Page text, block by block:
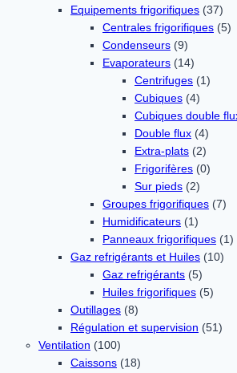
Equipements frigorifiques (37)
Centrales frigorifiques (5)
Condenseurs (9)
Evaporateurs (14)
Centrifuges (1)
Cubiques (4)
Cubiques double
Double flux (4)
Extra-plats (2)
Frigorifères (0)
Sur pieds (2)
Groupes frigorifiques (7)
Humidificateurs (1)
Panneaux frigorifiques (1)
Gaz refrigérants et Huiles (10)
Gaz refrigérants (5)
Huiles frigorifiques (5)
Outillages (8)
Régulation et supervision (51)
Ventilation (100)
Caissons (18)